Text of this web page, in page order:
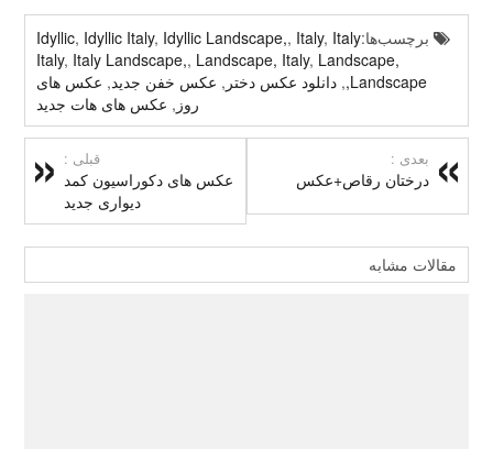
برچسب‌ها: Idyllic ,Idyllic Italy ,Idyllic Landscape, ,Italy ,Italy
Italy ,Italy Landscape, ,Landscape, Italy ,Landscape,
Landscape,
, دانلود عکس دختر, عکس خفن جدید, عکس های
روز, عکس های هات جدید
قبلی :
عکس های دکوراسیون کمد
دیواری جدید
بعدی :
درختان رقاص+عکس
مقالات مشابه